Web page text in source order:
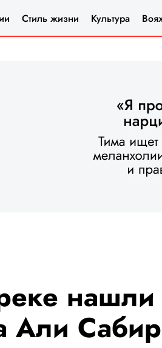
Стиль жизни Культура
нашли
Али